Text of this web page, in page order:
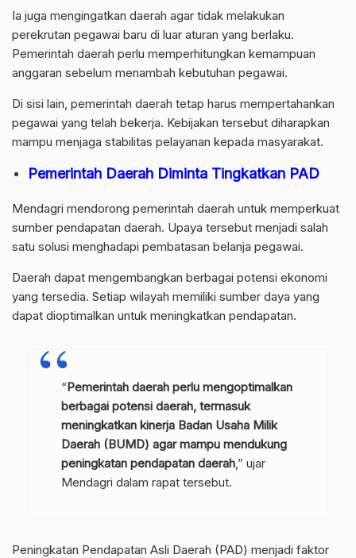
Ia juga mengingatkan daerah agar tidak melakukan
perekrutan pegawai baru di luar aturan yang berlaku.
Pemerintah daerah perlu memperhitungkan kemampuan
anggaran sebelum menambah kebutuhan pegawai.
Di sisi lain, pemerintah daerah tetap harus mempertahankan
pegawai yang telah bekerja. Kebijakan tersebut diharapkan
mampu menjaga stabilitas pelayanan kepada masyarakat.
Pemerintah Daerah Diminta Tingkatkan PAD
Mendagri mendorong pemerintah daerah untuk memperkuat
sumber pendapatan daerah. Upaya tersebut menjadi salah
satu solusi menghadapi pembatasan belanja pegawai.
Daerah dapat mengembangkan berbagai potensi ekonomi
yang tersedia. Setiap wilayah memiliki sumber daya yang
dapat dioptimalkan untuk meningkatkan pendapatan.
“Pemerintah daerah perlu mengoptimalkan
berbagai potensi daerah, termasuk
meningkatkan kinerja Badan Usaha Milik
Daerah (BUMD) agar mampu mendukung
peningkatan pendapatan daerah,” ujar
Mendagri dalam rapat tersebut.
Peningkatan Pendapatan Asli Daerah (PAD) menjadi faktor